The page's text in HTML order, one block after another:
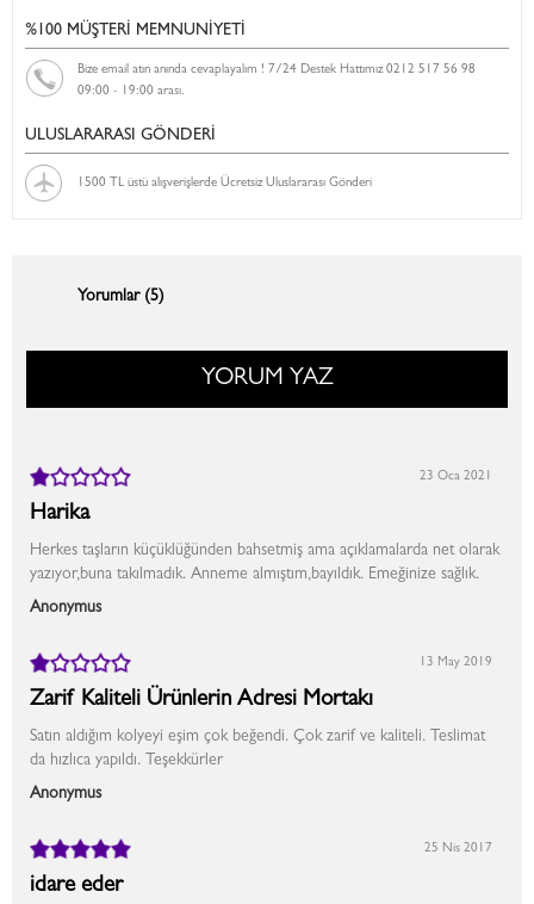
%100 MÜŞTERİ MEMNUNİYETİ
Bize email atın anında cevaplayalım ! 7/24 Destek Hattımız 0212 517 56 98
09:00 - 19:00 arası.
ULUSLARARASI GÖNDERİ
1500 TL üstü alışverişlerde Ücretsiz Uluslararası Gönderi
Yorumlar (5)
YORUM YAZ
Harika
Herkes taşların küçüklüğünden bahsetmiş ama açıklamalarda net olarak
yazıyor,buna takılmadık. Anneme almıştım,bayıldık. Emeğinize sağlık.
Anonymus
23 Oca 2021
Zarif Kaliteli Ürünlerin Adresi Mortakı
Satın aldığım kolyeyi eşim çok beğendi. Çok zarif ve kaliteli. Teslimat
da hızlıca yapıldı. Teşekkürler
Anonymus
13 May 2019
idare eder
25 Nis 2017